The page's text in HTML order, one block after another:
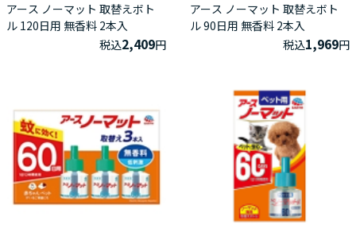
アース ノーマット 取替えボト
ル 120日用 無香料 2本入
税込2,409円
アース ノーマット 取替えボト
ル 90日用 無香料 2本入
税込1,969円